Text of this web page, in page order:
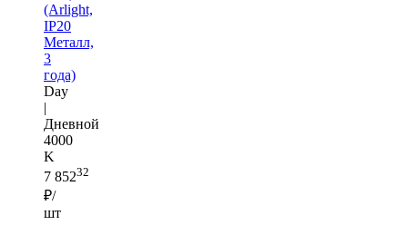
(Arlight,
IP20
Металл,
3
года)
Day
|
Дневной
4000
K
7 85232
₽/
шт